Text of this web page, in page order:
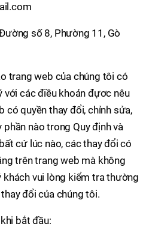
số 8, Phường 11, Gò
trang web của chúng tôi có
với các điều khoản đựơc nêu
có quyền thay đổi, chỉnh sửa,
nào trong Quy định và
cứ lúc nào, các thay đổi có
trên trang web mà không
vui lòng kiểm tra thường
đổi của chúng tôi.
bắt đầu: